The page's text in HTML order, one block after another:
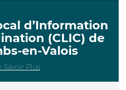
d’Information
(CLIC) de
en-Valois
Savoir Plus